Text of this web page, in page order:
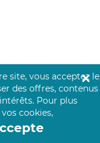
site, vous acceptez le
des offres, contenus
Pour plus
cookies,
✕